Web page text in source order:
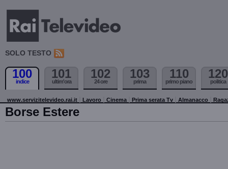
SOLO TESTO
100
indice
101
ultim'ora
102
24 ore
103
prima
110
primo piano
120
politica
www.servizitelevideo.rai.it Lavoro Cinema Prima serata Tv Almanacco
Borse Estere